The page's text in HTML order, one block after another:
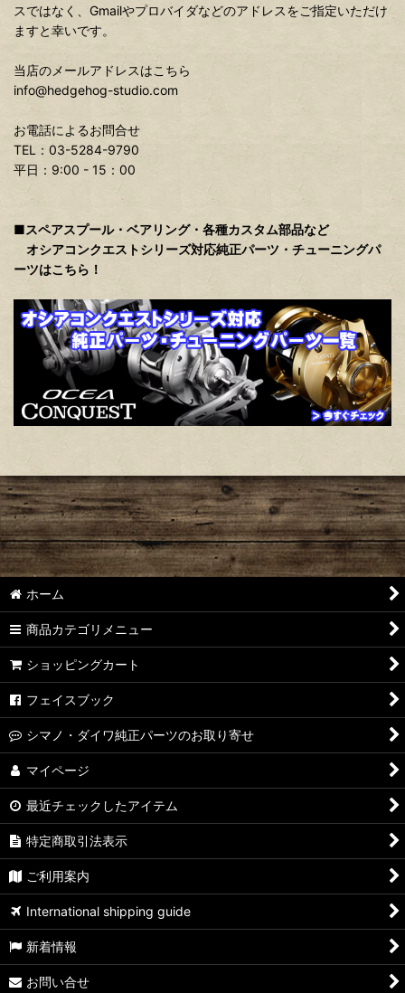
スではなく、Gmailやプロバイダなどのアドレスをご指定いただけ
ますと幸いです。
当店のメールアドレスはこちら
info@hedgehog-studio.com
お電話によるお問合せ
TEL：03-5284-9790
平日：9:00 - 15：00
■スペアスプール・ベアリング・各種カスタム部品など
オシアコンクエストシリーズ対応純正パーツ・チューニングパ
ーツはこちら！
ホーム
商品カテゴリメニュー
ショッピングカート
フェイスブック
シマノ・ダイワ純正パーツのお取り寄せ
マイページ
最近チェックしたアイテム
特定商取引法表示
ご利用案内
International shipping guide
新着情報
お問い合せ